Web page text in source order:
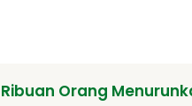
Ribuan Orang